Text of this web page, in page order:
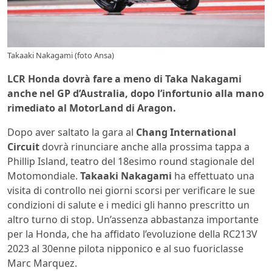
Takaaki Nakagami (foto Ansa)
LCR Honda dovrà fare a meno di Taka Nakagami
anche nel GP d’Australia, dopo l’infortunio alla mano
rimediato al MotorLand di Aragon.
Dopo aver saltato la gara al Chang International
Circuit dovrà rinunciare anche alla prossima tappa a
Phillip Island, teatro del 18esimo round stagionale del
Motomondiale. Takaaki Nakagami ha effettuato una
visita di controllo nei giorni scorsi per verificare le sue
condizioni di salute e i medici gli hanno prescritto un
altro turno di stop. Un’assenza abbastanza importante
per la Honda, che ha affidato l’evoluzione della RC213V
2023 al 30enne pilota nipponico e al suo fuoriclasse
Marc Marquez.